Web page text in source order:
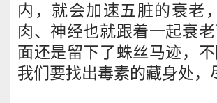
内，就会加速五脏的衰老
肉、神经也就跟着一起衰
面还是留下了蛛丝马迹，
我们要找出毒素的藏身处，